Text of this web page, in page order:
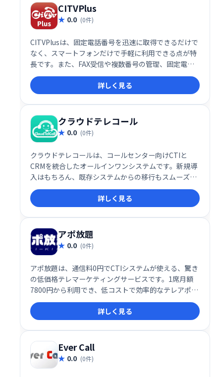
CITVPlus
0.0 (0件)
CITVPlusは、固定電話番号を迅速に取得できるだけで
なく、スマートフォンだけで手軽に利用できる点が特
長です。また、FAX受信や複数番号の管理、固定電話
とスマホの連携など、多様な機能を提供しており、個
人利用だけでなくビジネス用途にも最適です。
詳しく見る
クラウドテレコール
0.0 (0件)
クラウドテレコールは、コールセンター向けCTIと
CRMを統合したオールインワンシステムです。新規導
入はもちろん、既存システムからの移行もスムーズに
行えます。席数の増減も柔軟に対応でき、費用対効果
の高い運用を実現します。業務効率化と顧客満足度向
上に貢献する、最適なコールセンターソリューション
です。
詳しく見る
アポ放題
0.0 (0件)
アポ放題は、通信料0円でCTIシステムが使える、驚き
の低価格テレマーケティングサービスです。1席月額
7800円から利用でき、低コストで効率的なテレアポを
実現します。コスト削減と業務効率化を両立したい企
業におすすめです。
詳しく見る
Ever Call
0.0 (0件)